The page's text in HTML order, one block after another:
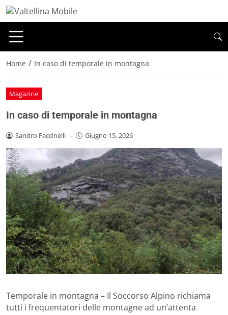
Home / In caso di temporale in montagna
Magazine
In caso di temporale in montagna
Sandro Faccinelli - Giugno 15, 2026
Temporale in montagna – Il Soccorso Alpino richiama
tutti i frequentatori delle montagne ad un’attenta